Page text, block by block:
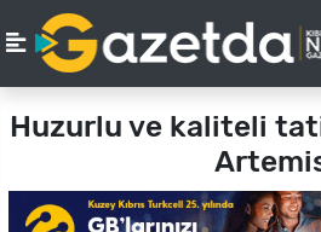
Huzurlu ve kaliteli